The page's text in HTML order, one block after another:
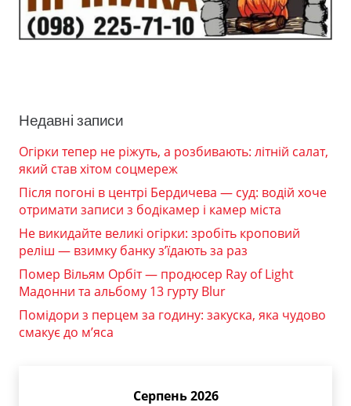
Недавні записи
Огірки тепер не ріжуть, а розбивають: літній салат,
який став хітом соцмереж
Після погоні в центрі Бердичева — суд: водій хоче
отримати записи з бодікамер і камер міста
Не викидайте великі огірки: зробіть кроповий
реліш — взимку банку з’їдають за раз
Помер Вільям Орбіт — продюсер Ray of Light
Мадонни та альбому 13 гурту Blur
Помідори з перцем за годину: закуска, яка чудово
смакує до м’яса
Серпень 2026